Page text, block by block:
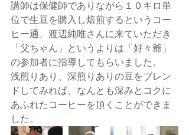
講師は保健師でありながら１０キロ単
位で生豆を購入し焙煎するというコー
ヒー通、渡辺純唯さんに来ていただき
「父ちゃん」というよりは「好々爺」
の参加者に指導してもらいました。
浅煎りあり、深煎りありの豆をブレン
ドしてみれば、なんとも深みとコクに
あふれたコーヒーを頂くことができま
した。